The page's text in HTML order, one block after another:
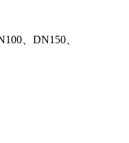
、DN150、